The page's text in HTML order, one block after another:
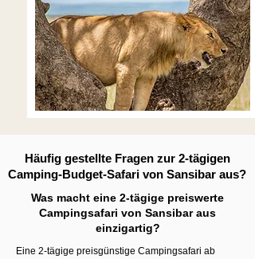
Häufig gestellte Fragen zur 2-tägigen
Camping-Budget-Safari von Sansibar aus?
Was macht eine 2-tägige preiswerte
Campingsafari von Sansibar aus
einzigartig?
Eine 2-tägige preisgünstige Campingsafari ab